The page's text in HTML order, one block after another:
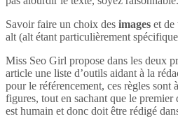
Savoir faire un choix des images et de
alt (alt étant particulièrement
Miss Seo Girl propose dans les deux
article une liste d’outils aidant à la
pour le référencement, ces règles sont
figures, tout en sachant que le
est humain et donc doit être rédigé